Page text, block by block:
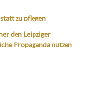
zu pflegen
den Leipziger
Propaganda nutzen